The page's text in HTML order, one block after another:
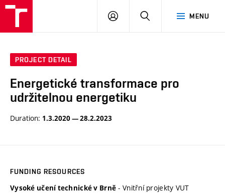
MENU
LOG
SEARCH
PROJECT DETAIL
Energetické transformace pro
udržitelnou energetiku
Duration: 1.3.2020 — 28.2.2023
FUNDING RESOURCES
Vysoké učení technické v Brně - Vnitřní projekty VUT